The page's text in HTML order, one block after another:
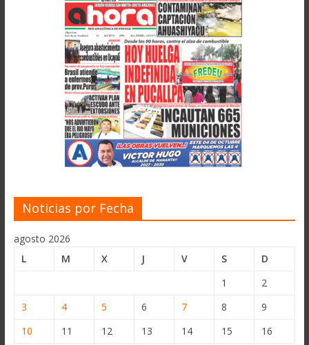
Noticias por Fecha
agosto 2026
L
M X J V S
D
1
2
3
4 5 6 7 8
9
10
11 12 13 14 15
16